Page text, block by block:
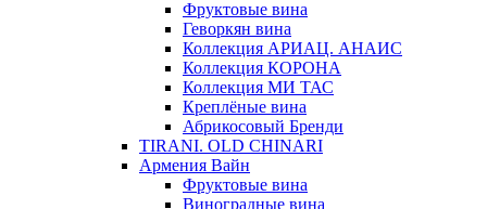
Фруктовые вина
Геворкян вина
Коллекция АРИАЦ. АНАИС
Коллекция КОРОНА
Коллекция МИ ТАС
Креплёные вина
Абрикосовый Бренди
TIRANI. OLD CHINARI
Армения Вайн
Фруктовые вина
Виноградные вина